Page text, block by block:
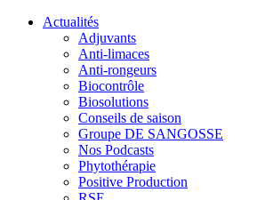
Actualités
Adjuvants
Anti-limaces
Anti-rongeurs
Biocontrôle
Biosolutions
Conseils de saison
Groupe DE SANGOSSE
Nos Podcasts
Phytothérapie
Positive Production